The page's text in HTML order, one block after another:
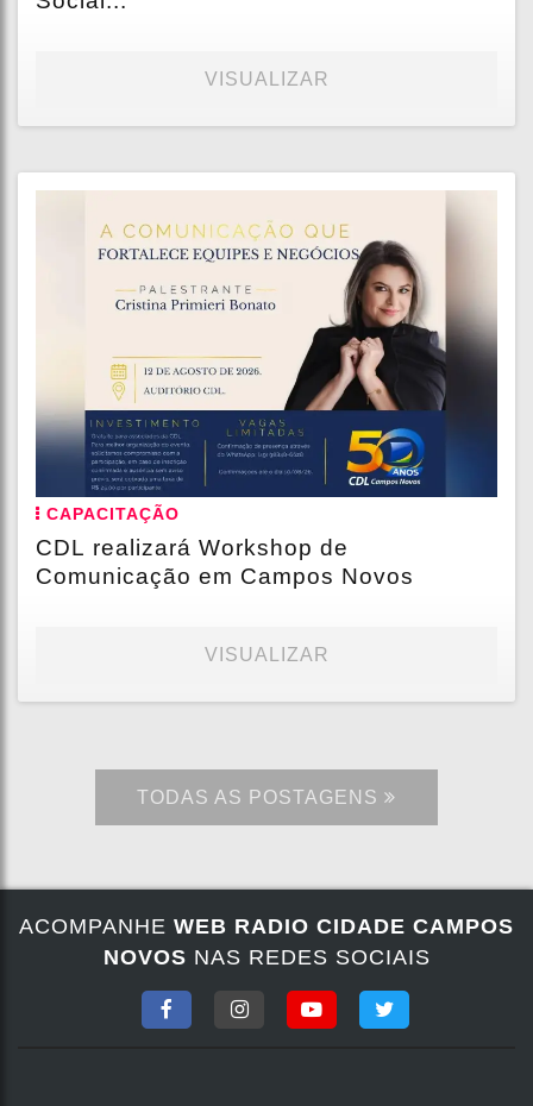
VISUALIZAR
CAPACITAÇÃO
CDL realizará Workshop de
Comunicação em Campos Novos
VISUALIZAR
TODAS AS POSTAGENS
ACOMPANHE WEB RADIO CIDADE CAMPOS
NOVOS NAS REDES SOCIAIS